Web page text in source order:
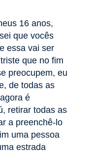
16 anos,
que vocês
essa vai ser
que no fim
preocupem, eu
de todas as
é
retirar todas as
a preenchê-lo
uma pessoa
estrada